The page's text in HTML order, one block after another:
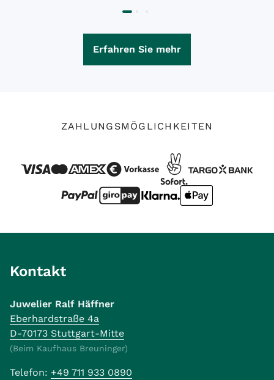
Erfahren Sie mehr
ZAHLUNGSMÖGLICHKEITEN
Kontakt
Juwelier Ralf Häffner
Eberhardstraße 4a
D-70173 Stuttgart-Mitte
(Beim Kaufhaus Breuninger)
Telefon: +49 711 933 0890